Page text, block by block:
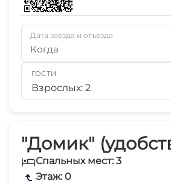
"Домик"
Спальных мест: 3
Этаж: 0
Дата заезда и отъезда
Когда
ГОСТИ
Взрослых: 2